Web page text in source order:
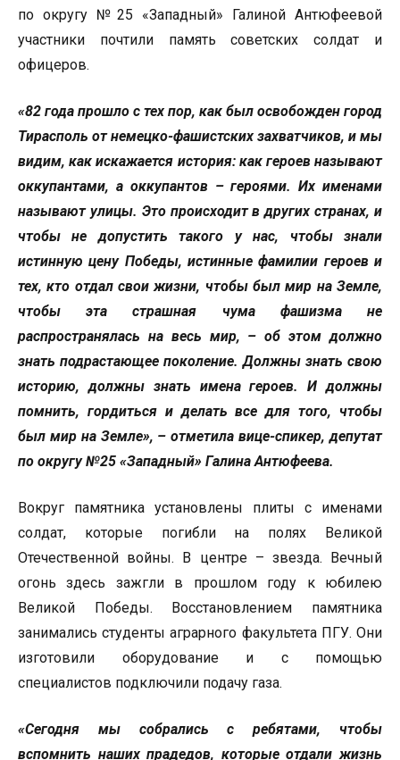
по округу №25 «Западный» Галиной Антюфеевой
участники почтили память советских солдат и
офицеров.
«82 года прошло с тех пор, как был освобожден город
Тирасполь от немецко-фашистских захватчиков, и мы
видим, как искажается история: как героев называют
оккупантами, а оккупантов – героями. Их именами
называют улицы. Это происходит в других странах, и
чтобы не допустить такого у нас, чтобы знали
истинную цену Победы, истинные фамилии героев и
тех, кто отдал свои жизни, чтобы был мир на Земле,
чтобы эта страшная чума фашизма не
распространялась на весь мир, – об этом должно
знать подрастающее поколение. Должны знать свою
историю, должны знать имена героев. И должны
помнить, гордиться и делать все для того, чтобы
был мир на Земле», – отметила вице-спикер, депутат
по округу №25 «Западный» Галина Антюфеева.
Вокруг памятника установлены плиты с именами
солдат, которые погибли на полях Великой
Отечественной войны. В центре – звезда. Вечный
огонь здесь зажгли в прошлом году к юбилею
Великой Победы. Восстановлением памятника
занимались студенты аграрного факультета ПГУ. Они
изготовили оборудование и с помощью
специалистов подключили подачу газа.
«Сегодня мы собрались с ребятами, чтобы
вспомнить наших прадедов, которые отдали жизнь